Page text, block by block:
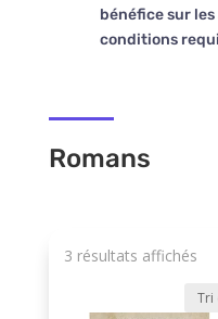
bénéfice sur
conditions
Romans
3 résultats affichésTrié